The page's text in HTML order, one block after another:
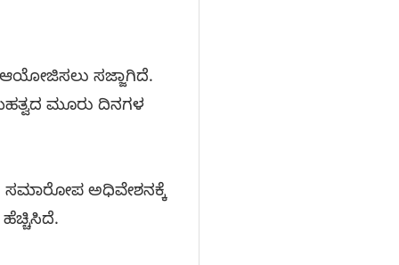
ಆಯೋಜಿಸಲು ಸಜ್ಜಾಗಿದೆ.
ಮೂರು ದಿನಗಳ
ಸಮಾರೋಪ ಅಧಿವೇಶನಕ್ಕೆ
ಹೆಚ್ಚಿಸಿದೆ.